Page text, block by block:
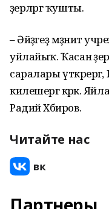
әҙерләргә ҡушты.
– Әйҙәгеҙ мәҙәниәт
уйлайыҡ. Ҡасан
саралары
килешергә кәрәк.
Радий Хәбиров.
Читайте нас